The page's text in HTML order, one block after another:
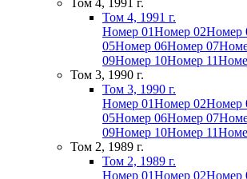
Том 4, 1991 г.
Том 4, 1991 г.
Номер 01Номер 02Номер
05Номер 06Номер 07
09Номер 10Номер 11
Том 3, 1990 г.
Том 3, 1990 г.
Номер 01Номер 02Номер
05Номер 06Номер 07
09Номер 10Номер 11
Том 2, 1989 г.
Том 2, 1989 г.
Номер 01Номер 02Номер